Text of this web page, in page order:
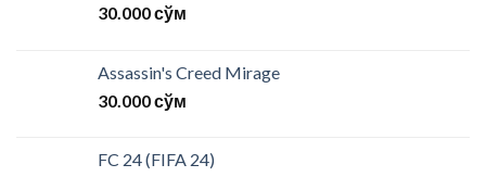
30.000сўм
Assassin's Creed Mirage
30.000сўм
FC 24 (FIFA 24)